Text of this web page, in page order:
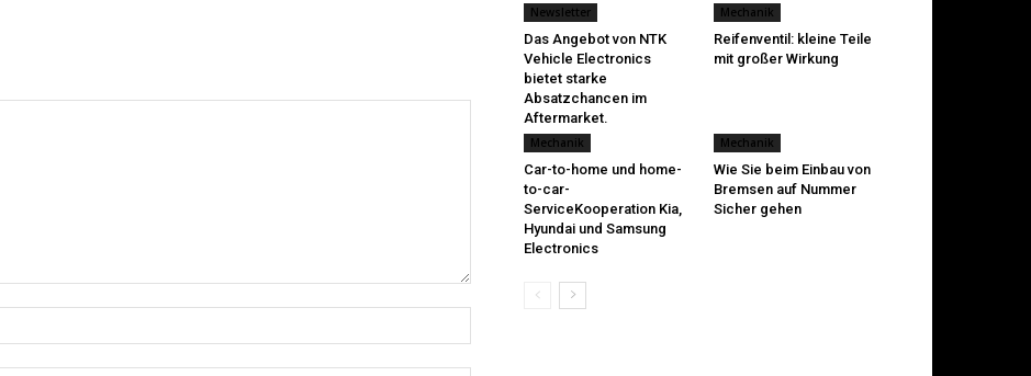
Newsletter
Das Angebot von NTK
Vehicle Electronics
bietet starke
Absatzchancen im
Aftermarket.
Mechanik
Reifenventil: kleine Teile
mit großer Wirkung
Mechanik
Car-to-home und home-
to-car-
ServiceKooperation Kia,
Hyundai und Samsung
Electronics
Mechanik
Wie Sie beim Einbau von
Bremsen auf Nummer
Sicher gehen